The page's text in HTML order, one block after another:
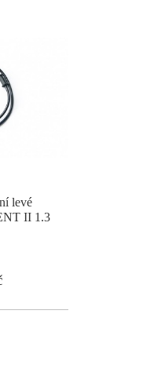
levé
II 1.3